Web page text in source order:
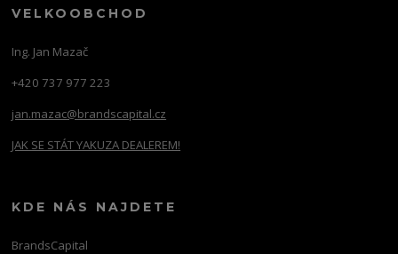
VELKOOBCHOD
Ing. Jan Mazač
+420 737 977 223
jan.mazac@brandscapital.cz
JAK SE STÁT YAKUZA DEALEREM!
KDE NÁS NAJDETE
BrandsCapital